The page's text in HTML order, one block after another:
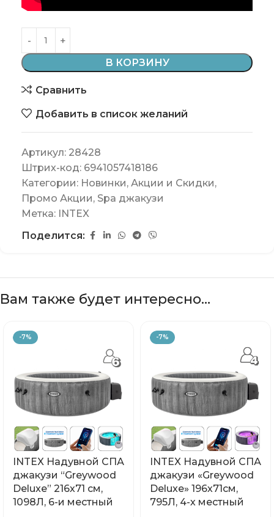
В КОРЗИНУ
Сравнить
Добавить в список желаний
Артикул: 28428
Штрих-код: 6941057418186
Категории: Новинки, Акции и Скидки,
Промо Акции, Spa джакузи
Метка:
INTEX
Поделится:
Вам также будет интересно…
-7%
INTEX Надувной СПА
джакузи “Greywood
Deluxe” 216х71 см,
1098Л, 6-и местный
-7%
INTEX Надувной СПА
джакузи «Greywood
Deluxe» 196х71см,
795Л, 4-х местный